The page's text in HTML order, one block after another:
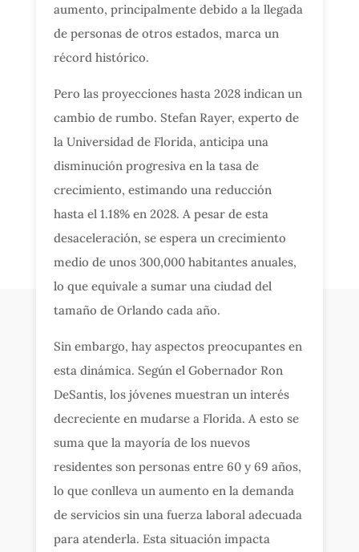
aumento, principalmente debido a la llegada
de personas de otros estados, marca un
récord histórico.
Pero las proyecciones hasta 2028 indican un
cambio de rumbo. Stefan Rayer, experto de
la Universidad de Florida, anticipa una
disminución progresiva en la tasa de
crecimiento, estimando una reducción
hasta el 1.18% en 2028. A pesar de esta
desaceleración, se espera un crecimiento
medio de unos 300,000 habitantes anuales,
lo que equivale a sumar una ciudad del
tamaño de Orlando cada año.
Sin embargo, hay aspectos preocupantes en
esta dinámica. Según el Gobernador Ron
DeSantis, los jóvenes muestran un interés
decreciente en mudarse a Florida. A esto se
suma que la mayoría de los nuevos
residentes son personas entre 60 y 69 años,
lo que conlleva un aumento en la demanda
de servicios sin una fuerza laboral adecuada
para atenderla. Esta situación impacta